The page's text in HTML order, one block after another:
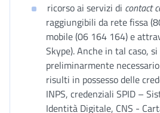
ricorso ai servizi di contact
raggiungibili da rete fissa
mobile (06 164 164) e
Skype). Anche in tal caso,
preliminarmente
risulti in possesso delle
INPS, credenziali SPID –
Identità Digitale, CNS -